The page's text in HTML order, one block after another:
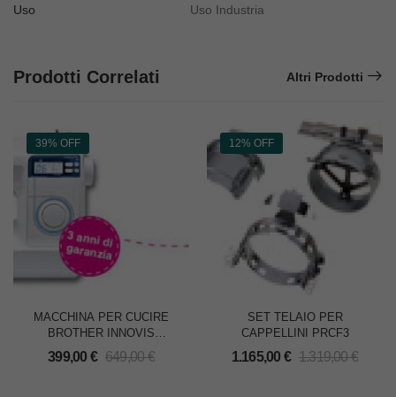
Uso Uso Industria
Prodotti Correlati Altri Prodotti
39% OFF
MACCHINA PER CUCIRE
BROTHER INNOVIS
NV30M1
399,00 € 649,00€
12% OFF
SET TELAIO PER
CAPPELLINI PRCF3
1.165,00 € 1.319,00€